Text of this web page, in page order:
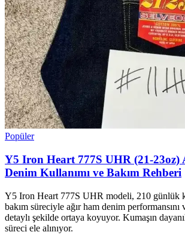
Popüler
Y5 Iron Heart 777S UHR (21-23oz)
Denim Kullanımı ve Bakım Rehberi
Y5 Iron Heart 777S UHR modeli, 210 günlük
bakım süreciyle ağır ham denim
detaylı şekilde ortaya koyuyor. Kumaşın
süreci ele alınıyor.